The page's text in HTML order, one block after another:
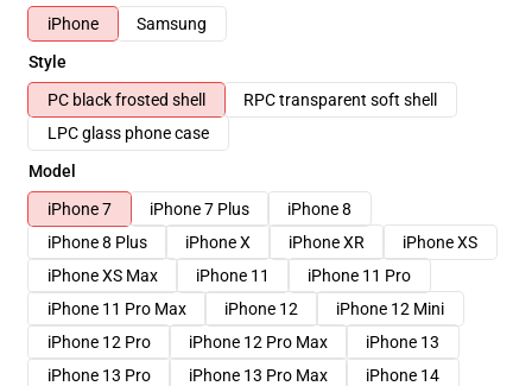
iPhone
Samsung
Style
PC black frosted shell
RPC transparent soft shell
LPC glass phone case
Model
iPhone 7
iPhone 7 Plus
iPhone 8
iPhone 8 Plus
iPhone X iPhone XR
iPhone XS
iPhone XS Max
iPhone 11
iPhone 11 Pro
iPhone 11 Pro Max
iPhone 12
iPhone 12 Mini
iPhone 12 Pro
iPhone 12 Pro Max
iPhone 13
iPhone 13 Pro
iPhone 13 Pro Max
iPhone 14